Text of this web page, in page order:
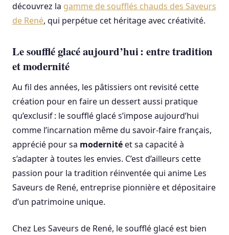
découvrez la gamme de soufflés chauds des Saveurs
de René, qui perpétue cet héritage avec créativité.
Le soufflé glacé aujourd’hui : entre tradition
et modernité
Au fil des années, les pâtissiers ont revisité cette
création pour en faire un dessert aussi pratique
qu’exclusif : le soufflé glacé s’impose aujourd’hui
comme l’incarnation même du savoir-faire français,
apprécié pour sa modernitéet sa capacité à
s’adapter à toutes les envies. C’est d’ailleurs cette
passion pour la tradition réinventée qui anime Les
Saveurs de René, entreprise pionnière et dépositaire
d’un patrimoine unique.
Chez Les Saveurs de René, le soufflé glacé est bien